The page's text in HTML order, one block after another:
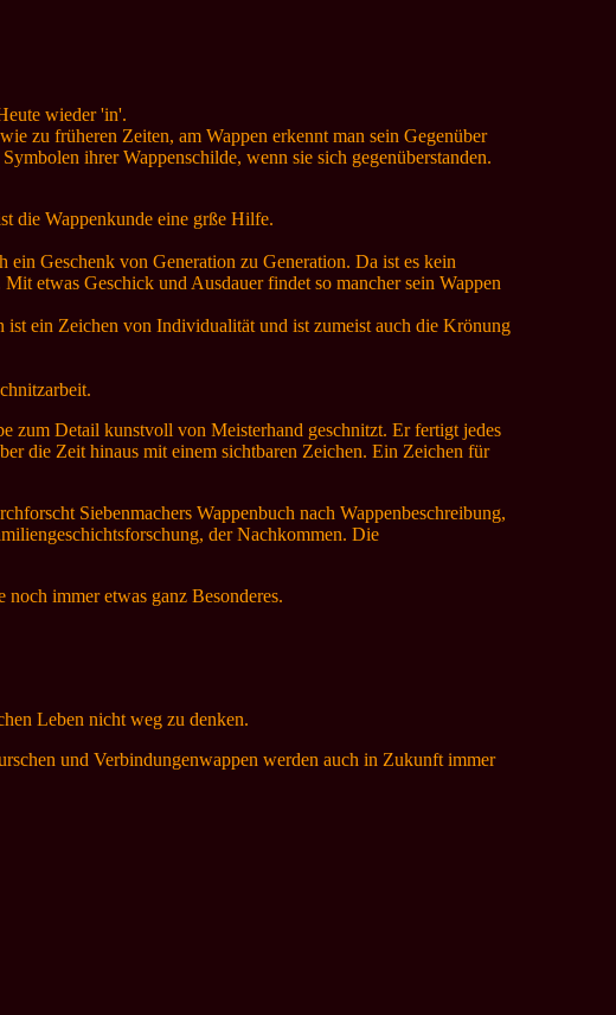
wieder 'in'.
zu früheren Zeiten, am Wappen erkennt man sein Gegenüber
ihrer Wappenschilde, wenn sie sich gegenüberstanden.
die Wappenkunde eine grße Hilfe.
Geschenk von Generation zu Generation. Da ist es kein
etwas Geschick und Ausdauer findet so mancher sein Wappen
ein Zeichen von Individualität und ist zumeist auch die Krönung
zum Detail kunstvoll von Meisterhand geschnitzt. Er fertigt jedes
die Zeit hinaus mit einem sichtbaren Zeichen. Ein Zeichen für
Siebenmachers Wappenbuch nach Wappenbeschreibung,
der Nachkommen. Die
immer etwas ganz Besonderes.
Leben nicht weg zu denken.
und Verbindungenwappen werden auch in Zukunft immer